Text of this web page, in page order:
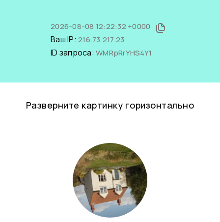
2026-08-08 12:22:32 +0000
Ваш IP: 216.73.217.23
ID запроса: WMRpRrYHS4Y1
Разверните картинку горизонтально